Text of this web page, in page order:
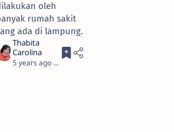
oleh
rumah sakit
ada di lampung.
5 years ago 3